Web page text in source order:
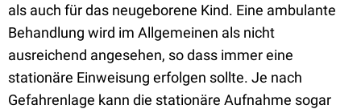
als auch für das neugeborene Kind. Eine ambulante
Behandlung wird im Allgemeinen als nicht
ausreichend angesehen, so dass immer eine
stationäre Einweisung erfolgen sollte. Je nach
Gefahrenlage kann die stationäre Aufnahme sogar